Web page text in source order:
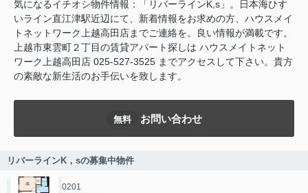
気になるイチオシ物件情報：「リバーラインK,s」。日本海ひす
いライン直江津駅近辺にて、新着情報をお求めの方、ハウスメイ
トネットワーク上越高田店までご連絡を。良い情報が満載です。
上越市東雲町２丁目の賃貸アパート探しは ハウスメイトネット
ワーク上越高田店 025-527-3525 までアクセスして下さい。貴方
の素敵な新生活のお手伝いを致します。
無料 お問い合わせ
リバーラインK，sの募集中物件
0201